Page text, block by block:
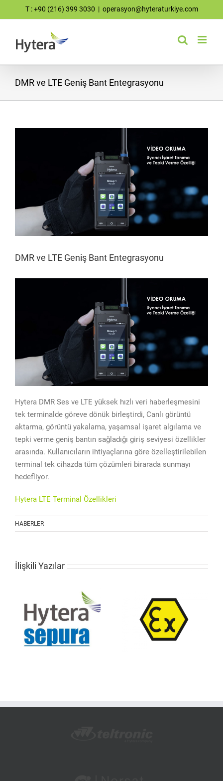
to
T : +90 (216) 399 3030 | operasyon@hyteraturkiye.com
DMR ve LTE Geniş Bant Entegrasyonu
DMR ve LTE Geniş Bant Entegrasyonu
Hytera DMR Ses ve LTE yüksek hızlı veri haberleşmesini
tek terminalde göreve dönük birleştirdi, Canlı görüntü
aktarma, görüntü yakalama, yaşamsal işaret algılama ve
tepki verme geniş bantın sağladığı giriş seviyesi özellikler
arasında. Kullanıcıların ihtiyaçlarına göre özelleştirilebilen
terminal tek cihazda tüm çözümleri birarada sunmayı
hedefliyor.
Hytera LTE Terminal Özellikleri
HABERLER
İlişkili Yazılar
Hytera PD795Ex –
Telsizler Sanayinin
Hizmetinde
Hytera Galaksiler
Arası Haberleşebilen
Telsiz Üretti